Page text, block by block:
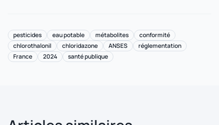
pesticides eau potable métabolites
conformité
chlorothalonil
chloridazone ANSES
réglementation
France
2024 santé publique